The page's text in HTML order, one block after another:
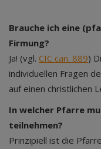
Brauche ich eine
Firmung?
Ja! (vgl. CIC can. 889)
individuellen Fragen
auf einen christlichen
In welcher Pfarre
teilnehmen?
Prinzipiell ist die